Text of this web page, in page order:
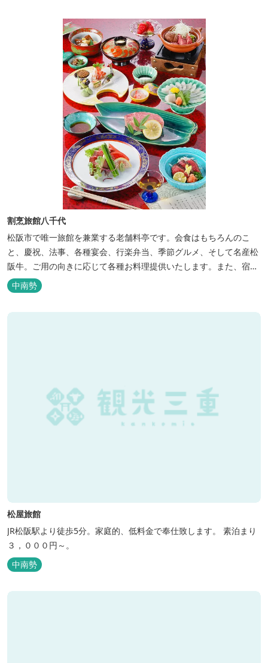
割烹旅館八千代
松阪市で唯一旅館を兼業する老舗料亭です。会食はもちろんのこ
と、慶祝、法事、各種宴会、行楽弁当、季節グルメ、そして名産松
阪牛。ご用の向きに応じて各種お料理提供いたします。また、宿泊
のご用もたまわります。 国登録有形文化財に選ばれた純木造建築で
昔風情をお楽しみください。
中南勢
松屋旅館
JR松阪駅より徒歩5分。家庭的、低料金で奉仕致します。 素泊まり
３，０００円～。
中南勢